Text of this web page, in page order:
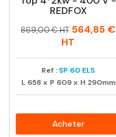
REDFOX
Prix
Prix
869,00 € HT 564,85 €
HT
Ref :SP 60 ELS
L 658 x P 609 x H 290mm
Acheter